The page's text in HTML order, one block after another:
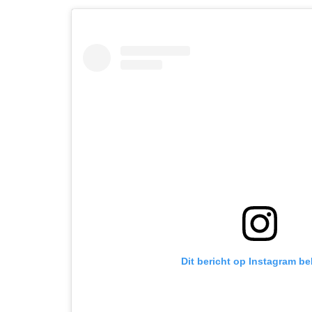
Dit bericht op Instagram